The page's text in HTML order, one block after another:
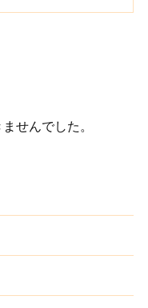
せんでした。